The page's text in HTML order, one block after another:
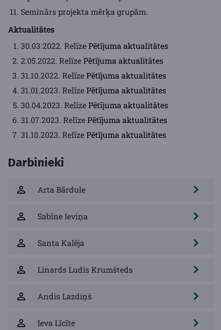
Seminārs projekta mērķa grupām.
Aktualitātes
30.03.2022. RelīzePētījuma aktualitātes
2.05.2022. RelīzePētījuma aktualitātes
31.10.2022. RelīzePētījuma aktualitātes
31.01.2023. RelīzePētījuma aktualitātes
30.04.2023. RelīzePētījuma aktualitātes
31.07.2023. RelīzePētījuma aktualitātes
31.10.2023. RelīzePētījuma aktualitātes
Darbinieki
Arta Bārdule
Sabīne Ieviņa
Santa Kalēja
Linards Ludis Krumšteds
Andis Lazdiņš
Ieva Līcīte